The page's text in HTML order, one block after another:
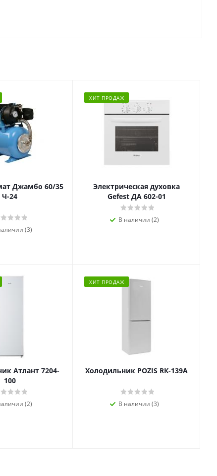
Джамбо 60/35
Ч-24
(3)
ХИТ ПРОДАЖ
Электрическая духовка
Gefest ДА 602-01
В наличии (2)
Атлант 7204-
100
(2)
ХИТ ПРОДАЖ
Холодильник POZIS RК-139А
В наличии (3)